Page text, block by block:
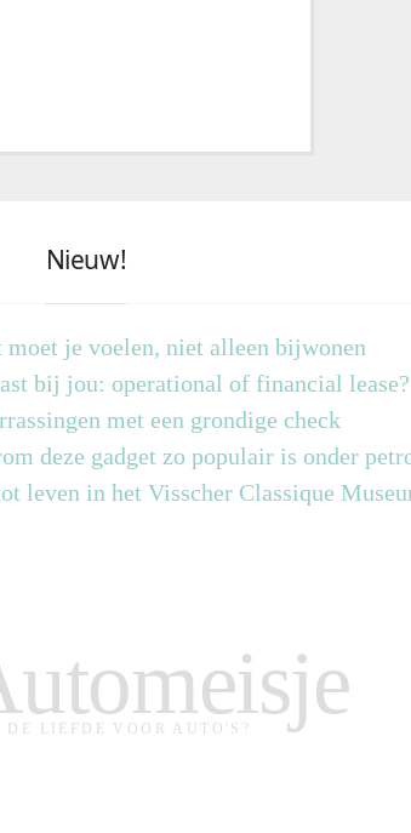
Nieuw!
moet je voelen, niet alleen bijwonen
bij jou: operational of financial lease?
met een grondige check
deze gadget zo populair is onder
leven in het Visscher Classique
DE LIEFDE VOOR AUTO'S?